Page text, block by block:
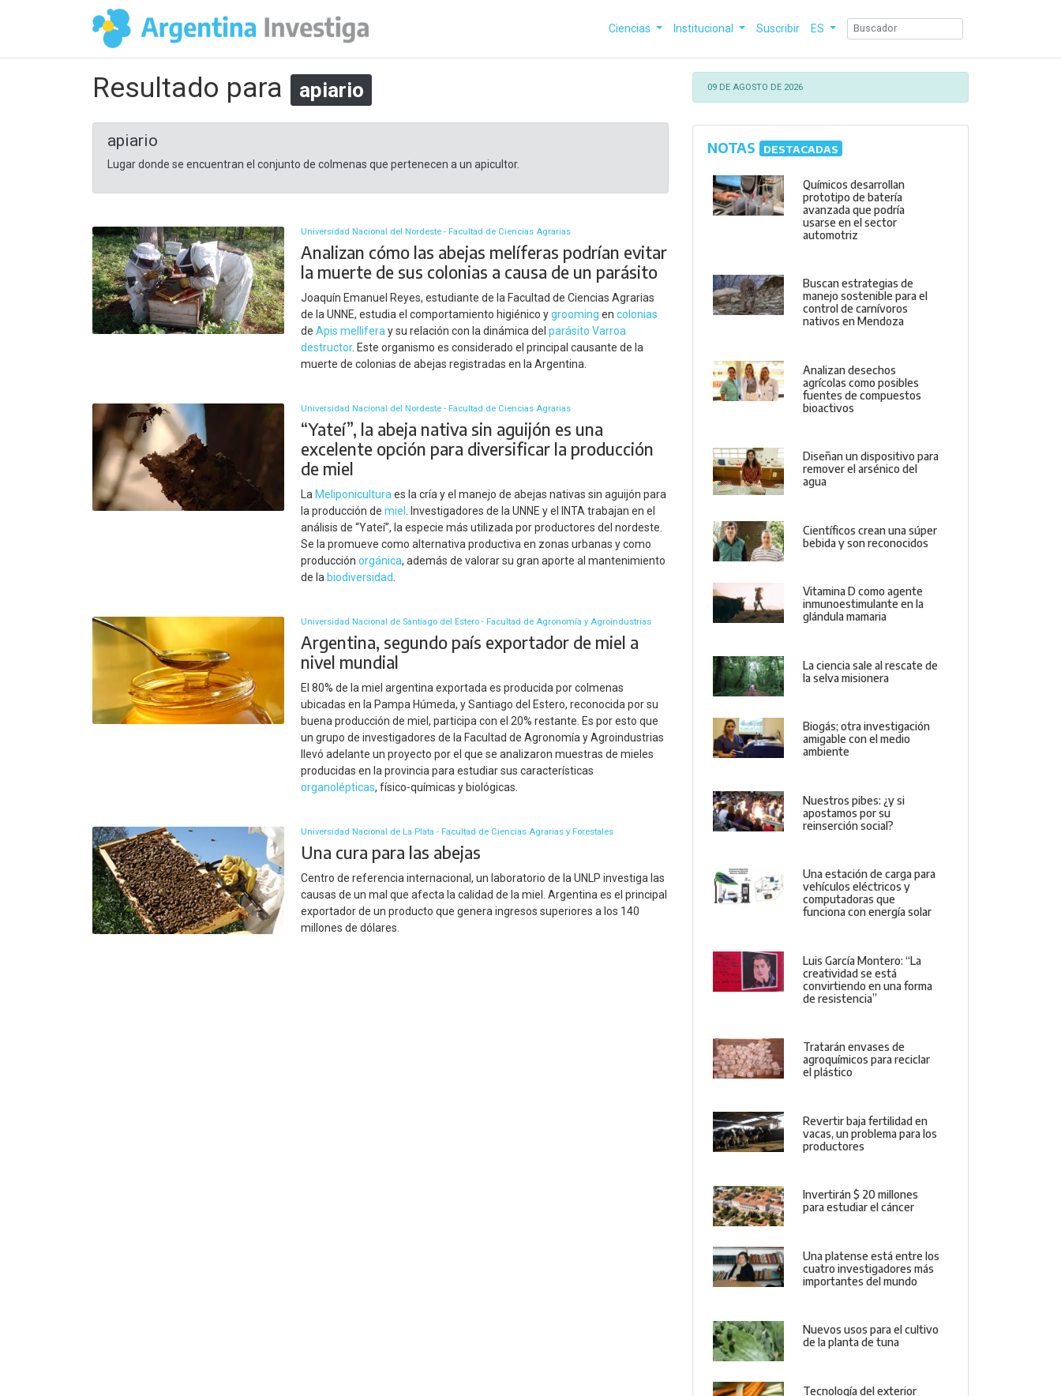
Ciencias Institucional Suscribir ES
Resultado para apiario
apiario
Lugar donde se encuentran el conjunto de colmenas que pertenecen a un apicultor.
Universidad Nacional del Nordeste - Facultad de Ciencias Agrarias
Analizan cómo las abejas melíferas podrían evitar
la muerte de sus colonias a causa de un parásito
Joaquín Emanuel Reyes, estudiante de la Facultad de Ciencias Agrarias
de la UNNE, estudia el comportamiento higiénico ygrooming encolonias
deApis mellifera y su relación con la dinámica delparásito Varroa
destructor. Este organismo es considerado el principal causante de la
muerte de colonias de abejas registradas en la Argentina.
Universidad Nacional del Nordeste - Facultad de Ciencias Agrarias
“Yateí”, la abeja nativa sin aguijón es una
excelente opción para diversificar la producción
de miel
La Meliponicultura es la cría y el manejo de abejas nativas sin aguijón para
la producción demiel
. Investigadores de la UNNE y el INTA trabajan en el
análisis de “Yateí”, la especie más utilizada por productores del nordeste.
Se la promueve como alternativa productiva en zonas urbanas y como
producciónorgánica, además de valorar su gran aporte al mantenimiento
de la biodiversidad
Universidad Nacional de Santiago del Estero - Facultad de Agronomía y Agroindustrias
Argentina, segundo país exportador de miel a
nivel mundial
El 80% de la miel argentina exportada es producida por colmenas
ubicadas en la Pampa Húmeda, y Santiago del Estero, reconocida por su
buena producción de miel, participa con el 20% restante. Es por esto que
un grupo de investigadores de la Facultad de Agronomía y Agroindustrias
llevó adelante un proyecto por el que se analizaron muestras de mieles
producidas en la provincia para estudiar sus características
organolépticas, físico-químicas y biológicas.
Universidad Nacional de La Plata - Facultad de Ciencias Agrarias y Forestales
Una cura para las abejas
Centro de referencia internacional, un laboratorio de la UNLP investiga las
causas de un mal que afecta la calidad de la miel. Argentina es el principal
exportador de un producto que genera ingresos superiores a los 140
millones de dólares.
09 DE AGOSTO DE 2026
NOTAS DESTACADAS
Químicos desarrollan
prototipo de batería
avanzada que podría
usarse en el sector
automotriz
Buscan estrategias de
manejo sostenible para el
control de carnívoros
nativos en Mendoza
Analizan desechos
agrícolas como posibles
fuentes de compuestos
bioactivos
Diseñan un dispositivo para
remover el arsénico del
agua
Científicos crean una súper
bebida y son reconocidos
Vitamina D como agente
inmunoestimulante en la
glándula mamaria
La ciencia sale al rescate de
la selva misionera
Biogás; otra investigación
amigable con el medio
ambiente
Nuestros pibes: ¿y si
apostamos por su
reinserción social?
Una estación de carga para
vehículos eléctricos y
computadoras que
funciona con energía solar
Luis García Montero: “La
creatividad se está
convirtiendo en una forma
de resistencia”
Tratarán envases de
agroquímicos para reciclar
el plástico
Revertir baja fertilidad en
vacas, un problema para los
productores
Invertirán $ 20 millones
para estudiar el cáncer
Una platense está entre los
cuatro investigadores más
importantes del mundo
Nuevos usos para el cultivo
de la planta de tuna
Tecnología del exterior